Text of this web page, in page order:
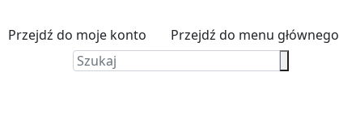
Przejdź do moje konto Przejdź do menu głównego